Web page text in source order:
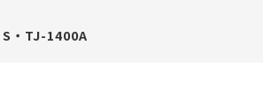
S・TJ-1400A